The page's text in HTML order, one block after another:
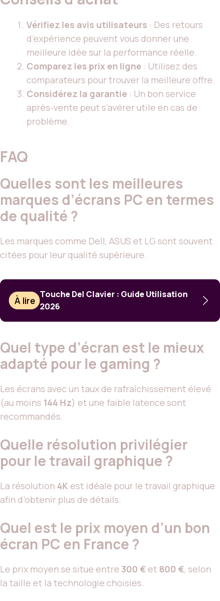
Vérifiez les avis utilisateurs : Des retours
d’expérience peuvent vous donner une
meilleure idée sur la performance réelle.
Comparez les prix en ligne : Utilisez des
comparateurs pour trouver la meilleure offre.
Considérez la garantie : Un bon service
après-vente peut s’avérer utile en cas de
problème.
FAQ
Quelles sont les meilleures
marques d’écrans PC en termes
de qualité ?
Les marques comme Dell, ASUS et LG sont souvent
citées pour leur qualité supérieure.
À lire
Touche Del Clavier : Guide Utilisation
2026
Quel type d’écran est le mieux
adapté pour le gaming ?
Les écrans avec un taux de rafraîchissement élevé
(au moins 144 Hz) et une faible latence sont
recommandés.
Quelle résolution privilégier
pour le travail graphique ?
La résolution 4K est idéale pour le travail graphique
afin d’obtenir plus de détails.
Quel est le prix moyen d’un bon
écran PC en France ?
Le prix moyen se situe entre 300 € et 800 €, selon
la taille et la technologie choisies.